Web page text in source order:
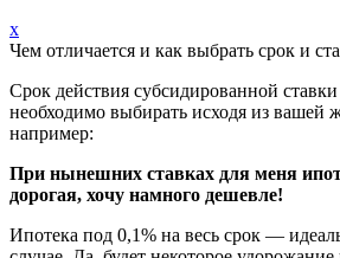
x
Чем отличается и как выбрать срок и
Срок действия субсидированной
необходимо выбирать исходя из вашей
например:
При нынешних ставках для меня
дорогая, хочу намного дешевле!
Ипотека под 0,1% на весь срок —